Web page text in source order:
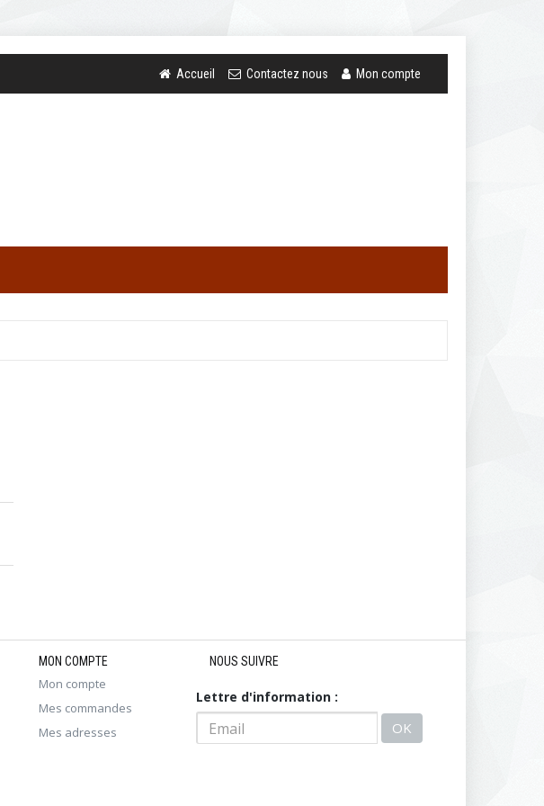
Accueil Contactez nous Mon compte
MON COMPTE
Mon compte
Mes commandes
Mes adresses
NOUS SUIVRE
Lettre d'information :
OK